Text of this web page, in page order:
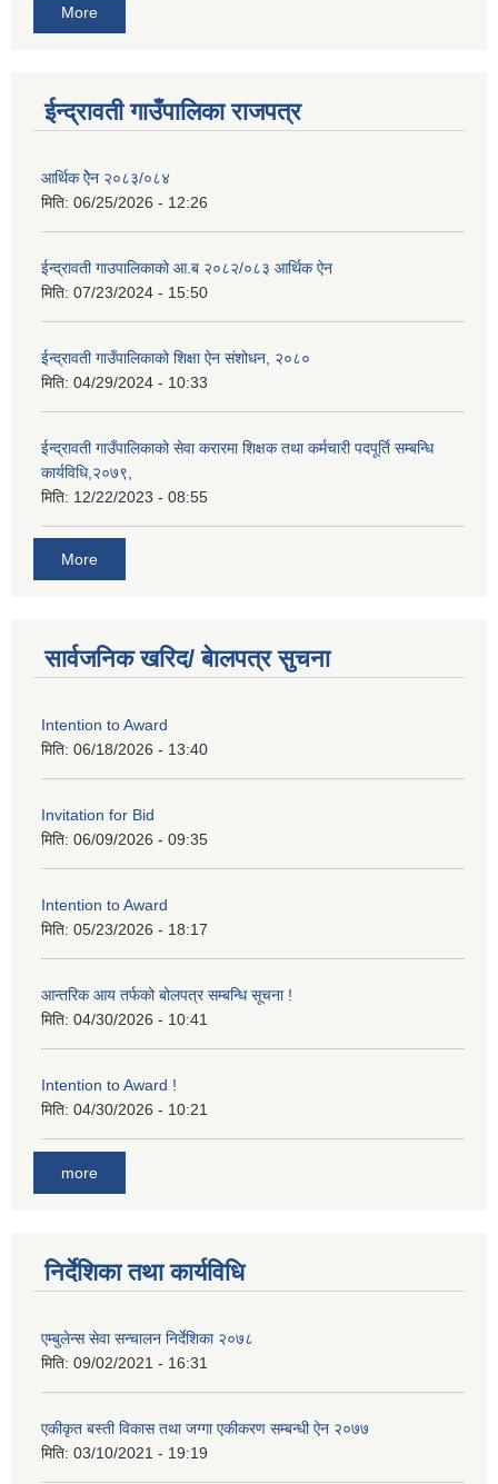
More
ईन्द्रावती गाउँपालिका राजपत्र
आर्थिक ऐेन २०८३/०८४
मिति: 06/25/2026 - 12:26
ईन्द्रावती गाउपालिकाको आ.ब २०८२/०८३ आर्थिक ऐन
मिति: 07/23/2024 - 15:50
ईन्द्रावती गाउँपालिकाको शिक्षा ऐन संशोधन, २०८०
मिति: 04/29/2024 - 10:33
ईन्द्रावती गाउँपालिकाको सेवा करारमा शिक्षक तथा कर्मचारी पदपूर्ति सम्बन्धि
कार्यविधि,२०७९,
मिति: 12/22/2023 - 08:55
More
सार्वजनिक खरिद/ बेालपत्र सुचना
Intention to Award
मिति: 06/18/2026 - 13:40
Invitation for Bid
मिति: 06/09/2026 - 09:35
Intention to Award
मिति: 05/23/2026 - 18:17
आन्तरिक आय तर्फको बोलपत्र सम्बन्धि सूचना !
मिति: 04/30/2026 - 10:41
Intention to Award !
मिति: 04/30/2026 - 10:21
more
निर्देशिका तथा कार्यविधि
एम्बुलेन्स सेवा सन्चालन निर्देशिका २०७८
मिति: 09/02/2021 - 16:31
एकीकृत बस्ती विकास तथा जग्गा एकीकरण सम्बन्धी ऐन २०७७
मिति: 03/10/2021 - 19:19